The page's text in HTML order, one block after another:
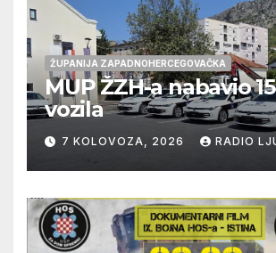
ŽUPANIJA ZAPADNOHERCEGOVAČKA
MUP ŽZH-a nabavio
vozila
7 KOLOVOZA, 2026 RADIO